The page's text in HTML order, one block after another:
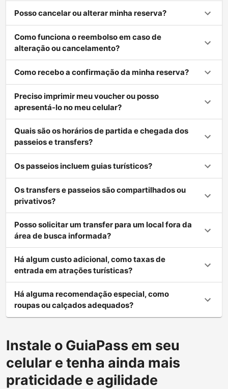
Posso cancelar ou alterar minha reserva?
Como funciona o reembolso em caso de
alteração ou cancelamento?
Como recebo a confirmação da minha reserva?
Preciso imprimir meu voucher ou posso
apresentá-lo no meu celular?
Quais são os horários de partida e chegada dos
passeios e transfers?
Os passeios incluem guias turísticos?
Os transfers e passeios são compartilhados ou
privativos?
Posso solicitar um transfer para um local fora da
área de busca informada?
Há algum custo adicional, como taxas de
entrada em atrações turísticas?
Há alguma recomendação especial, como
roupas ou calçados adequados?
Instale o GuiaPass em seu
celular e tenha ainda mais
praticidade e agilidade